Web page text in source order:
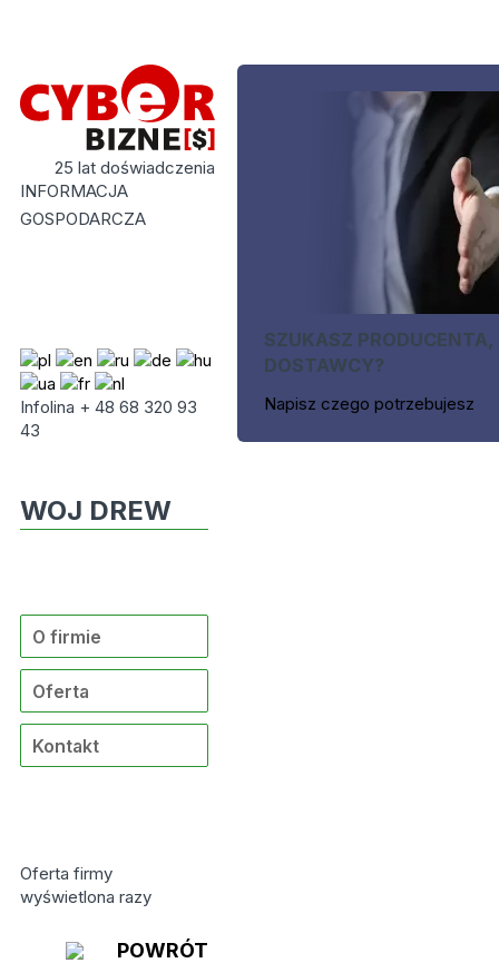
25 lat doświadczenia
INFORMACJA
GOSPODARCZA
Infolina + 48 68 320 93
43
SZUKASZ PRODUCENTA,
DOSTAWCY?
Napisz czego potrzebujesz
WOJ DREW
O firmie
Oferta
Kontakt
Oferta firmy
wyświetlona razy
POWRÓT